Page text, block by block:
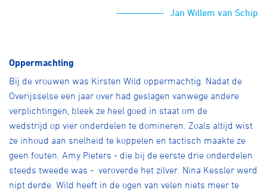
Jan Willem van Schip
Oppermachting
Bij de vrouwen was Kirsten Wild oppermachtig. Nadat de
Overijsselse een jaar over had geslagen vanwege andere
verplichtingen, bleek ze heel goed in staat om de
wedstrijd op vier onderdelen te domineren. Zoals altijd wist
ze inhoud aan snelheid te koppelen en tactisch maakte ze
geen fouten. Amy Pieters - die bij de eerste drie onderdelen
steeds tweede was - veroverde het zilver. Nina Kessler werd
nipt derde. Wild heeft in de ogen van velen niets meer te